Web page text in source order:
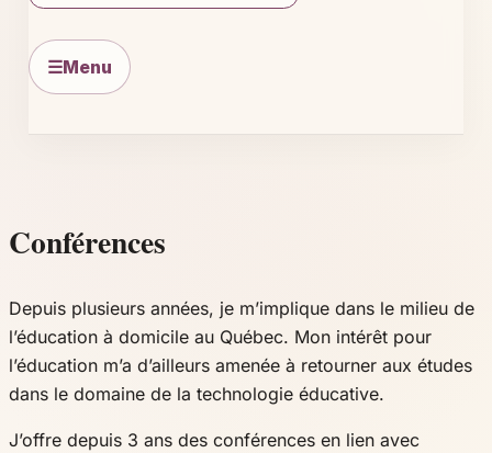
☰Menu
Conférences
Depuis plusieurs années, je m’implique dans le milieu de
l’éducation à domicile au Québec. Mon intérêt pour
l’éducation m’a d’ailleurs amenée à retourner aux études
dans le domaine de la technologie éducative.
J’offre depuis 3 ans des conférences en lien avec